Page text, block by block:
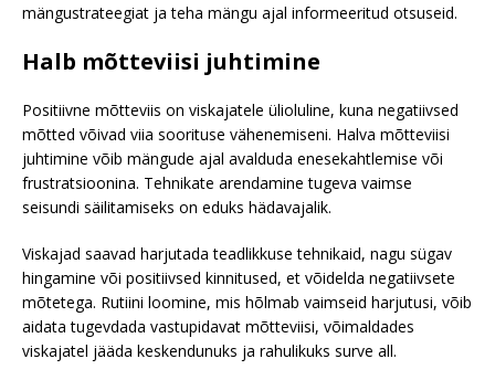
mängustrateegiat ja teha mängu ajal informeeritud otsuseid.
Halb mõtteviisi juhtimine
Positiivne mõtteviis on viskajatele ülioluline, kuna negatiivsed
mõtted võivad viia soorituse vähenemiseni. Halva mõtteviisi
juhtimine võib mängude ajal avalduda enesekahtlemise või
frustratsioonina. Tehnikate arendamine tugeva vaimse
seisundi säilitamiseks on eduks hädavajalik.
Viskajad saavad harjutada teadlikkuse tehnikaid, nagu sügav
hingamine või positiivsed kinnitused, et võidelda negatiivsete
mõtetega. Rutiini loomine, mis hõlmab vaimseid harjutusi, võib
aidata tugevdada vastupidavat mõtteviisi, võimaldades
viskajatel jääda keskendunuks ja rahulikuks surve all.